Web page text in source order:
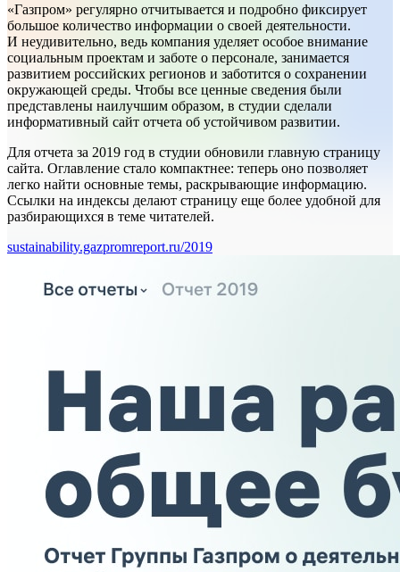
«Газпром» регулярно отчитывается и подробно фиксирует
большое количество информации о своей деятельности.
И неудивительно, ведь компания уделяет особое внимание
социальным проектам и заботе о персонале, занимается
развитием российских регионов и заботится о сохранении
окружающей среды. Чтобы все ценные сведения были
представлены наилучшим образом, в студии сделали
информативный сайт отчета об устойчивом развитии.
Для отчета за 2019 год в студии обновили главную страницу
сайта. Оглавление стало компактнее: теперь оно позволяет
легко найти основные темы, раскрывающие информацию.
Ссылки на индексы делают страницу еще более удобной для
разбирающихся в теме читателей.
sustainability.gazpromreport.ru/2019